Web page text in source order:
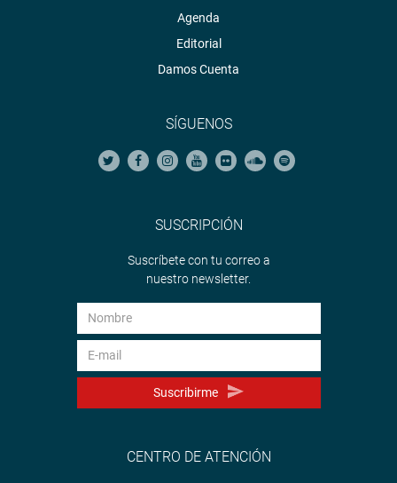
Ante esta contingencia, el legislador realizó las gestiones
una solución oportuna en beneficio de la comunidad.
Agenda
Editorial
Damos Cuenta
SÍGUENOS
SUSCRIPCIÓN
Suscríbete con tu correo a
nuestro newsletter.
Suscribirme
CENTRO DE ATENCIÓN